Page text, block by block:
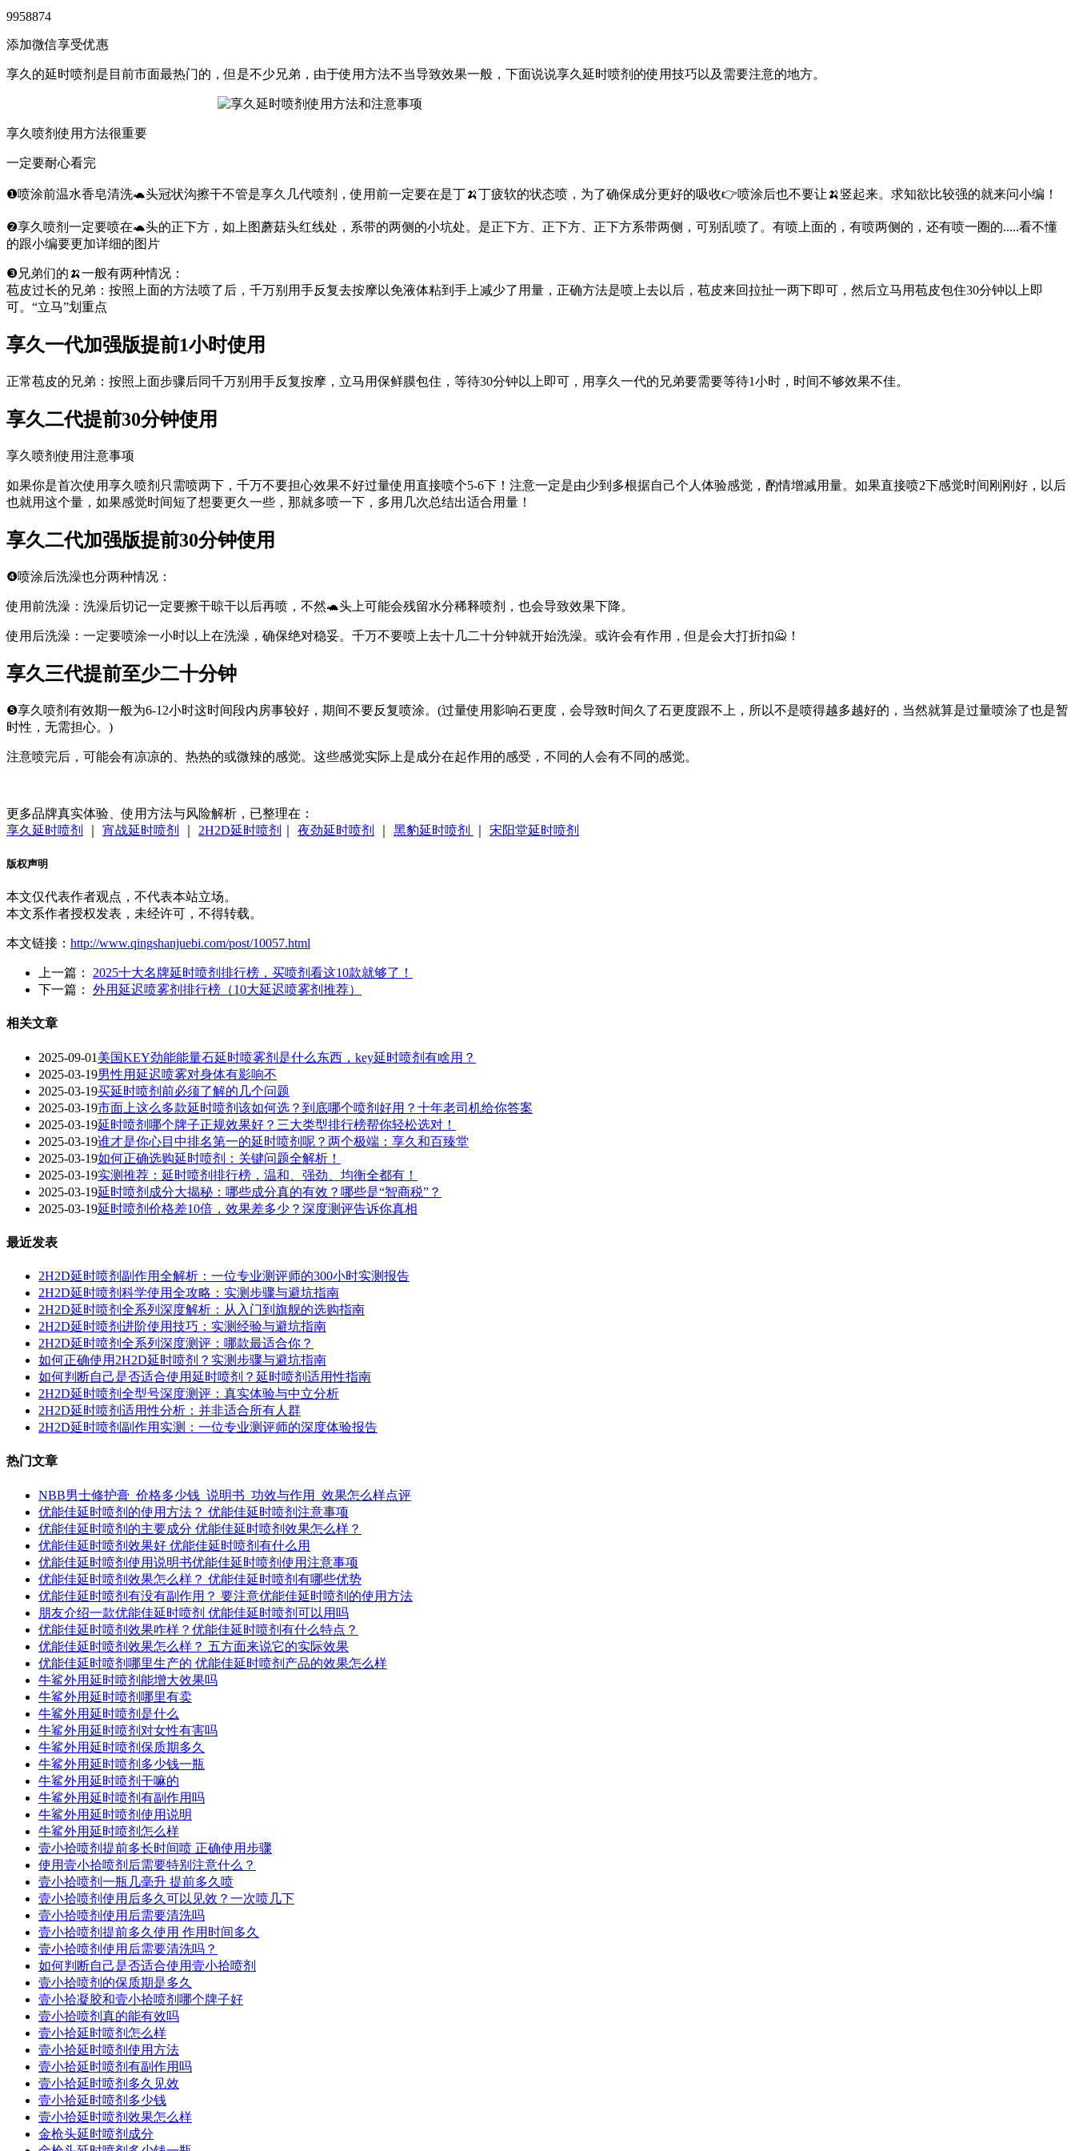
9958874
添加微信享受优惠
享久的延时喷剂是目前市面最热门的，但是不少兄弟，由于使用方法不当导致效果一般，下面说说享久延时喷剂的使用技巧以及需要注意的地方。
享久喷剂使用方法很重要
一定要耐心看完
❶喷涂前温水香皂清洗🐢头冠状沟擦干不管是享久几代喷剂，使用前一定要在是丁🍌丁疲软的状态喷，为了确保成分更好的吸收👉喷涂后也不要让🍌竖起来。求知欲比较强的就来问小编！
❷享久喷剂一定要喷在🐢头的正下方，如上图蘑菇头红线处，系带的两侧的小坑处。是正下方、正下方、正下方系带两侧，可别乱喷了。有喷上面的，有喷两侧的，还有喷一圈的.....看不懂
的跟小编要更加详细的图片
❸兄弟们的🍌一般有两种情况：
苞皮过长的兄弟：按照上面的方法喷了后，千万别用手反复去按摩以免液体粘到手上减少了用量，正确方法是喷上去以后，苞皮来回拉扯一两下即可，然后立马用苞皮包住30分钟以上即
可。“立马”划重点
享久一代加强版提前1小时使用
正常苞皮的兄弟：按照上面步骤后同千万别用手反复按摩，立马用保鲜膜包住，等待30分钟以上即可，用享久一代的兄弟要需要等待1小时，时间不够效果不佳。
享久二代提前30分钟使用
享久喷剂使用注意事项
如果你是首次使用享久喷剂只需喷两下，千万不要担心效果不好过量使用直接喷个5-6下！注意一定是由少到多根据自己个人体验感觉，酌情增减用量。如果直接喷2下感觉时间刚刚好，以后
也就用这个量，如果感觉时间短了想要更久一些，那就多喷一下，多用几次总结出适合用量！
享久二代加强版提前30分钟使用
❹喷涂后洗澡也分两种情况：
使用前洗澡：洗澡后切记一定要擦干晾干以后再喷，不然🐢头上可能会残留水分稀释喷剂，也会导致效果下降。
使用后洗澡：一定要喷涂一小时以上在洗澡，确保绝对稳妥。千万不要喷上去十几二十分钟就开始洗澡。或许会有作用，但是会大打折扣🙅！
享久三代提前至少二十分钟
❺享久喷剂有效期一般为6-12小时这时间段内房事较好，期间不要反复喷涂。(过量使用影响石更度，会导致时间久了石更度跟不上，所以不是喷得越多越好的，当然就算是过量喷涂了也是暂
时性，无需担心。)
注意喷完后，可能会有凉凉的、热热的或微辣的感觉。这些感觉实际上是成分在起作用的感受，不同的人会有不同的感觉。
更多品牌真实体验、使用方法与风险解析，已整理在：
享久延时喷剂
宵战延时喷剂 2H2D延时喷剂 夜劲延时喷剂 黑豹延时喷剂 宋阳堂延时喷剂
版权声明
本文仅代表作者观点，不代表本站立场。
本文系作者授权发表，未经许可，不得转载。
本文链接： http://www.qingshanjuebi.com/post/10057.html
上一篇： 2025十大名牌延时喷剂排行榜，买喷剂看这10款就够了！
下一篇： 外用延迟喷雾剂排行榜（10大延迟喷雾剂推荐）
相关文章
2025-09-01 美国KEY劲能能量石延时喷雾剂是什么东西，key延时喷剂有啥用？
2025-03-19男性用延迟喷雾对身体有影响不
2025-03-19买延时喷剂前必须了解的几个问题
2025-03-19市面上这么多款延时喷剂该如何选？到底哪个喷剂好用？十年老司机给你答案
2025-03-19延时喷剂哪个牌子正规效果好？三大类型排行榜帮你轻松选对！
2025-03-19谁才是你心目中排名第一的延时喷剂呢？两个极端：享久和百臻堂
2025-03-19如何正确选购延时喷剂：关键问题全解析！
2025-03-19实测推荐：延时喷剂排行榜，温和、强劲、均衡全都有！
2025-03-19延时喷剂成分大揭秘：哪些成分真的有效？哪些是“智商税”？
2025-03-19延时喷剂价格差10倍，效果差多少？深度测评告诉你真相
最近发表
2H2D延时喷剂副作用全解析：一位专业测评师的300小时实测报告
2H2D延时喷剂科学使用全攻略：实测步骤与避坑指南
2H2D延时喷剂全系列深度解析：从入门到旗舰的选购指南
2H2D延时喷剂进阶使用技巧：实测经验与避坑指南
2H2D延时喷剂全系列深度测评：哪款最适合你？
如何正确使用2H2D延时喷剂？实测步骤与避坑指南
如何判断自己是否适合使用延时喷剂？延时喷剂适用性指南
2H2D延时喷剂全型号深度测评：真实体验与中立分析
2H2D延时喷剂适用性分析：并非适合所有人群
2H2D延时喷剂副作用实测：一位专业测评师的深度体验报告
热门文章
NBB男士修护膏_价格多少钱_说明书_功效与作用_效果怎么样点评
优能佳延时喷剂的使用方法？ 优能佳延时喷剂注意事项
优能佳延时喷剂的主要成分 优能佳延时喷剂效果怎么样？
优能佳延时喷剂效果好 优能佳延时喷剂有什么用
优能佳延时喷剂使用说明书优能佳延时喷剂使用注意事项
优能佳延时喷剂效果怎么样？ 优能佳延时喷剂有哪些优势
优能佳延时喷剂有没有副作用？ 要注意优能佳延时喷剂的使用方法
朋友介绍一款优能佳延时喷剂 优能佳延时喷剂可以用吗
优能佳延时喷剂效果咋样？优能佳延时喷剂有什么特点？
优能佳延时喷剂效果怎么样？ 五方面来说它的实际效果
优能佳延时喷剂哪里生产的 优能佳延时喷剂产品的效果怎么样
牛鲨外用延时喷剂能增大效果吗
牛鲨外用延时喷剂哪里有卖
牛鲨外用延时喷剂是什么
牛鲨外用延时喷剂对女性有害吗
牛鲨外用延时喷剂保质期多久
牛鲨外用延时喷剂多少钱一瓶
牛鲨外用延时喷剂干嘛的
牛鲨外用延时喷剂有副作用吗
牛鲨外用延时喷剂使用说明
牛鲨外用延时喷剂怎么样
壹小拾喷剂提前多长时间喷 正确使用步骤
使用壹小拾喷剂后需要特别注意什么？
壹小拾喷剂一瓶几毫升 提前多久喷
壹小拾喷剂使用后多久可以见效？一次喷几下
壹小拾喷剂使用后需要清洗吗
壹小拾喷剂提前多久使用 作用时间多久
壹小拾喷剂使用后需要清洗吗？
如何判断自己是否适合使用壹小拾喷剂
壹小拾喷剂的保质期是多久
壹小拾凝胶和壹小拾喷剂哪个牌子好
壹小拾喷剂真的能有效吗
壹小拾延时喷剂怎么样
壹小拾延时喷剂使用方法
壹小拾延时喷剂有副作用吗
壹小拾延时喷剂多久见效
壹小拾延时喷剂多少钱
壹小拾延时喷剂效果怎么样
金枪头延时喷剂成分